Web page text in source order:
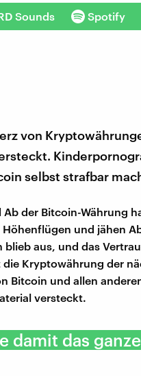
Sounds Spotify
von
selbst strafbar
der Bitcoin-Währung
und jähen
aus, und das
Kryptowährung der
Bitcoin und allen
versteckt.
damit das